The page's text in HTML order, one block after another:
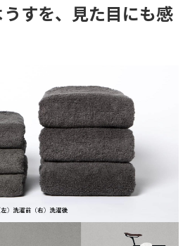
すを、見た目にも感